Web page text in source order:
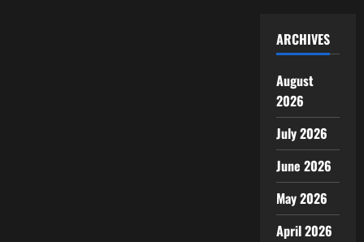
ARCHIVES
August
2026
July 2026
June 2026
May 2026
April 2026